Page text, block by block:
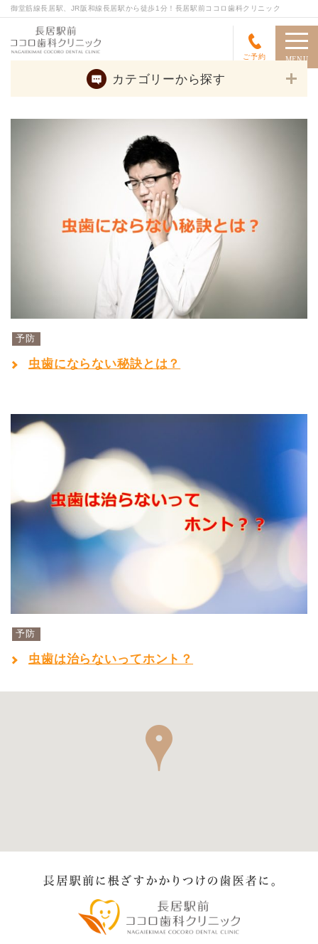
御堂筋線長居駅、JR阪和線長居駅から徒歩1分！長居駅前ココロ歯科クリニック
ご予約 MENU
カテゴリーから探す
予防
虫歯にならない秘訣とは？
予防
虫歯は治らないってホント？